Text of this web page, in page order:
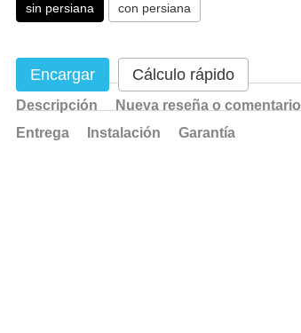
sin persiana con persiana
Encargar Cálculo rápido
Descripción Nueva reseña o comentario
Entrega
Instalación Garantía